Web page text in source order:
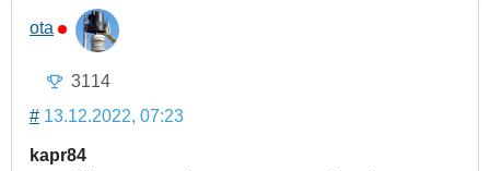
ota
3114
# 13.12.2022, 07:23
kapr84